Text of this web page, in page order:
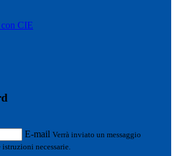
CIE
E-mail Verrà inviato un messaggio
necessarie.